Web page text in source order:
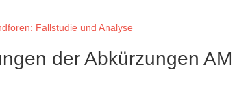
Fallstudie und Analyse
der Abkürzungen AM